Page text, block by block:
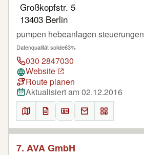
Großkopfstr. 5
13403 Berlin
pumpen hebeanlagen steuerungen
Datenqualität solide63%
030 2847030
Website
Route planen
Aktualisiert am 02.12.2016
7. AVA GmbH